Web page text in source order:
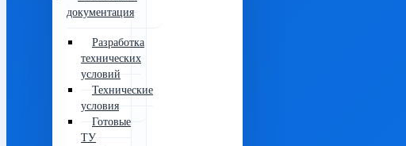
документация
Разработка
технических
условий
Технические
условия
Готовые
ТУ